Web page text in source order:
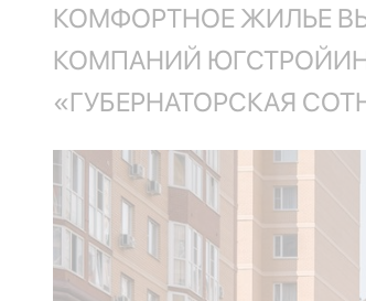
КОМФОРТНОЕ ЖИЛЬЕ
КОМПАНИЙ
«ГУБЕРНАТОРСКАЯ